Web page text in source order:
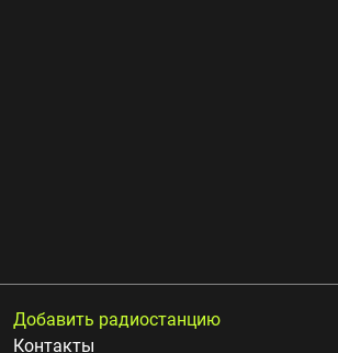
Добавить радиостанцию
Контакты